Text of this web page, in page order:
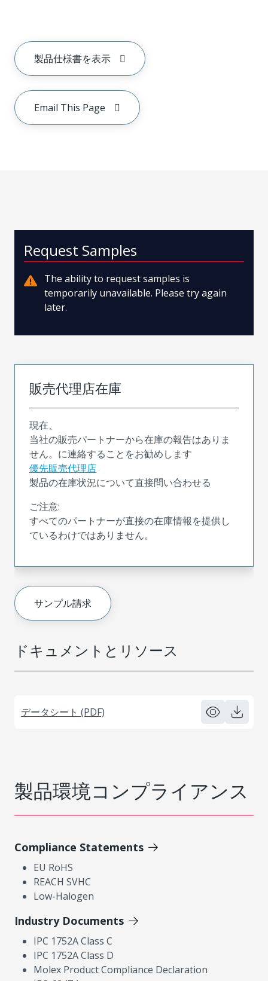
製品仕様書を表示
Email This Page
ドキュメントとリソース
データシート (PDF)
Request Samples
The ability to request samples is
temporarily unavailable. Please try again
later.
販売代理店在庫
現在、
当社の販売パートナーから在庫の報告はありま
せん。に連絡することをお勧めします
優先販売代理店
製品の在庫状況について直接問い合わせる
ご注意:
すべてのパートナーが直接の在庫情報を提供し
ているわけではありません。
サンプル請求
製品環境コンプライアンス
Compliance Statements
EU RoHS
REACH SVHC
Low-Halogen
Industry Documents
IPC 1752A Class C
IPC 1752A Class D
Molex Product Compliance Declaration